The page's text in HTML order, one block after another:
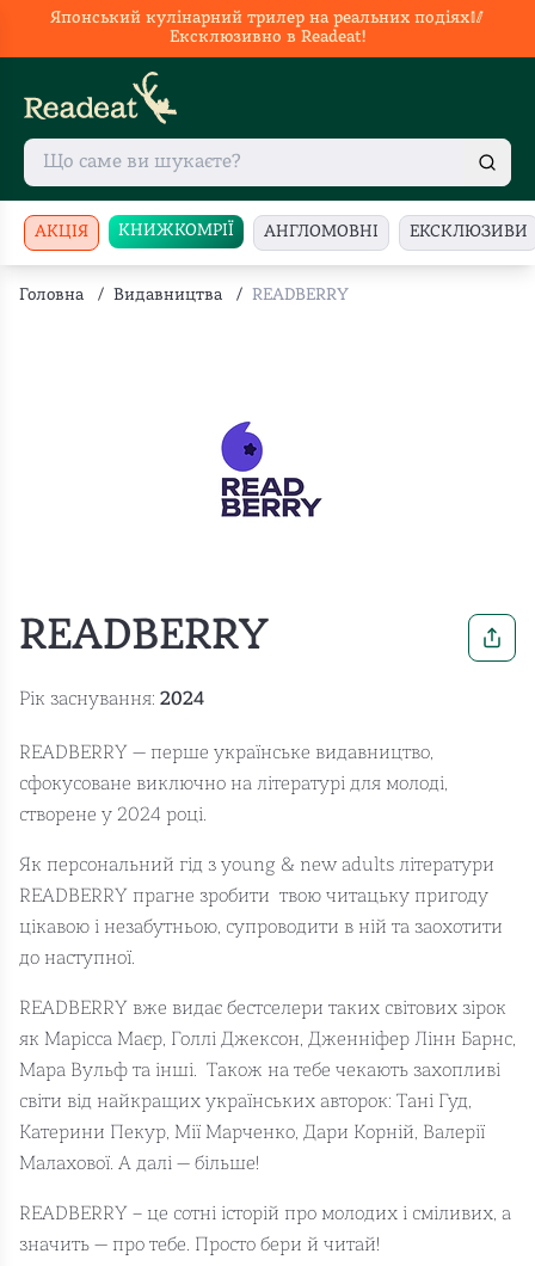
Японський кулінарний трилер на реальних подіях🥢
Ексклюзивно в Readeat!
АКЦІЯ КНИЖКОМРІЇ АНГЛОМОВНІ ЕКСКЛЮЗИВИ
Головна / Видавництва / READBERRY
READBERRY
Рік заснування: 2024
READBERRY — перше українське видавництво,
сфокусоване виключно на літературі для молоді,
створене у 2024 році.
Як персональний гід з young & new adults літератури
READBERRY прагне зробити твою читацьку пригоду
цікавою і незабутньою, супроводити в ній та заохотити
до наступної.
READBERRY вже видає бестселери таких світових зірок
як Марісса Маєр, Голлі Джексон, Дженніфер Лінн Барнс,
Мара Вульф та інші. Також на тебе чекають захопливі
світи від найкращих українських авторок: Тані Гуд,
Катерини Пекур, Мії Марченко, Дари Корній, Валерії
Малахової. А далі — більше!
READBERRY – це сотні історій про молодих і сміливих, а
значить — про тебе. Просто бери й читай!